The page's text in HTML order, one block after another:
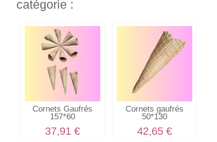
catégorie :
Cornets Gaufrés
157*60
37,91 €
Cornets gaufrés
50*130
42,65 €